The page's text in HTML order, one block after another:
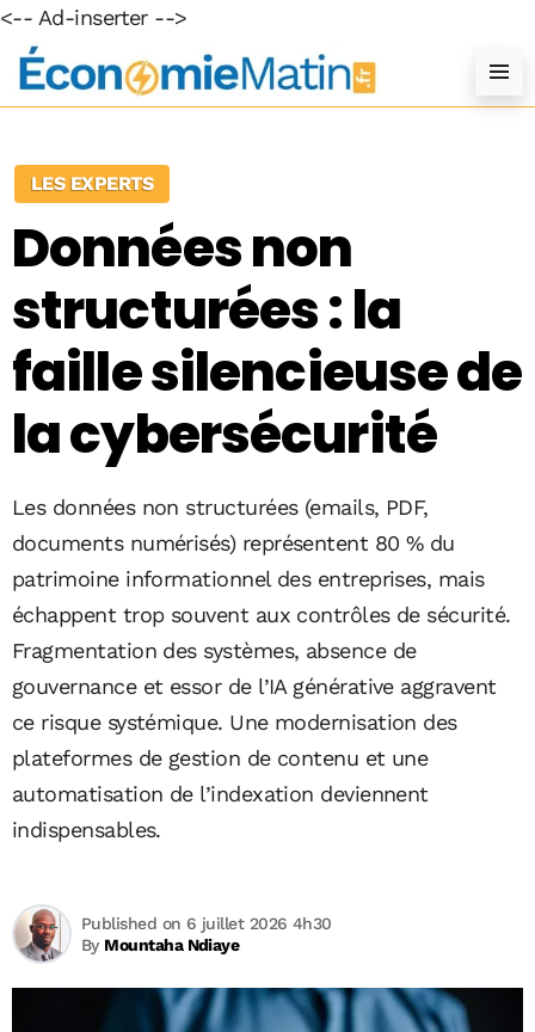
<-- Ad-inserter -->
LES EXPERTS
Données non
structurées : la
faille silencieuse de
la cybersécurité
Les données non structurées (emails, PDF,
documents numérisés) représentent 80 % du
patrimoine informationnel des entreprises, mais
échappent trop souvent aux contrôles de sécurité.
Fragmentation des systèmes, absence de
gouvernance et essor de l’IA générative aggravent
ce risque systémique. Une modernisation des
plateformes de gestion de contenu et une
automatisation de l’indexation deviennent
indispensables.
By Mountaha Ndiaye
Published on 6 juillet 2026 4h30